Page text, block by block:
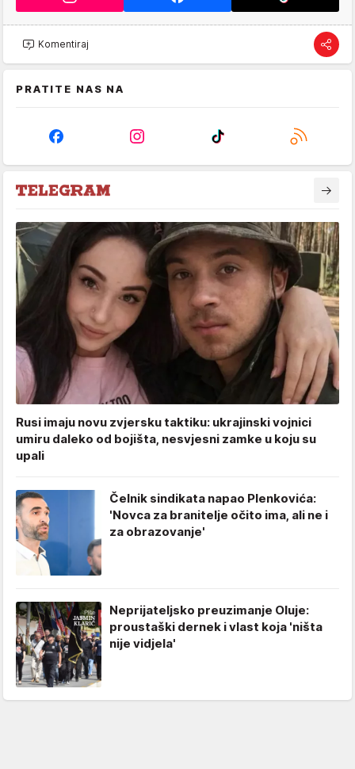
Komentiraj
PRATITE NAS NA
Rusi imaju novu zvjersku taktiku: ukrajinski vojnici
umiru daleko od bojišta, nesvjesni zamke u koju su
upali
Čelnik sindikata napao Plenkovića:
'Novca za branitelje očito ima, ali ne i
za obrazovanje'
Neprijateljsko preuzimanje Oluje:
proustaški dernek i vlast koja 'ništa
nije vidjela'